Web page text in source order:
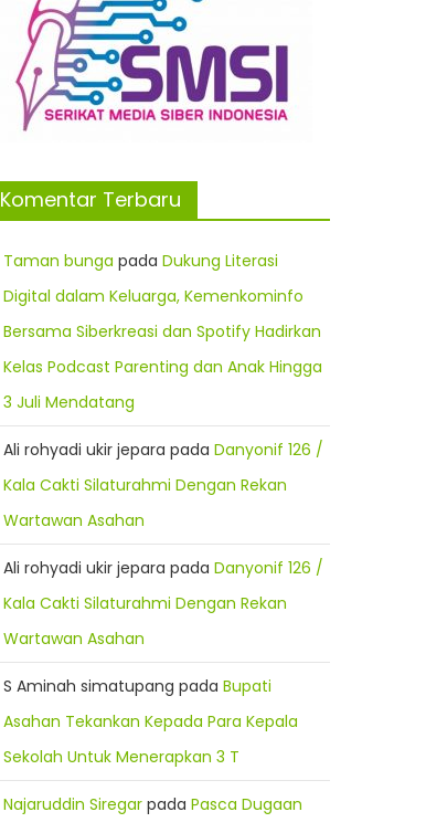
Komentar Terbaru
Taman bunga padaDukung Literasi
Digital dalam Keluarga, Kemenkominfo
Bersama Siberkreasi dan Spotify Hadirkan
Kelas Podcast Parenting dan Anak Hingga
3 Juli Mendatang
Ali rohyadi ukir jepara padaDanyonif 126 /
Kala Cakti Silaturahmi Dengan Rekan
Wartawan Asahan
Ali rohyadi ukir jepara padaDanyonif 126 /
Kala Cakti Silaturahmi Dengan Rekan
Wartawan Asahan
S Aminah simatupang padaBupati
Asahan Tekankan Kepada Para Kepala
Sekolah Untuk Menerapkan 3 T
Najaruddin Siregar padaPasca Dugaan